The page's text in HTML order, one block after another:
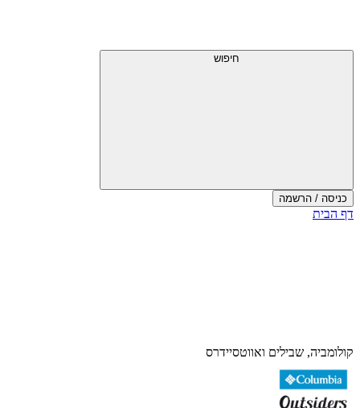
עליון
חיפוש
כניסה / הרשמה
סוף
דף הבית
קולומביה, שבילים ואווטסיידרס